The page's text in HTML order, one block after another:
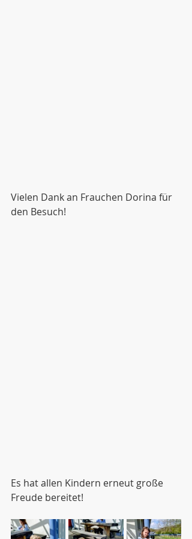
Vielen Dank an Frauchen Dorina für
den Besuch!
Es hat allen Kindern erneut große
Freude bereitet!